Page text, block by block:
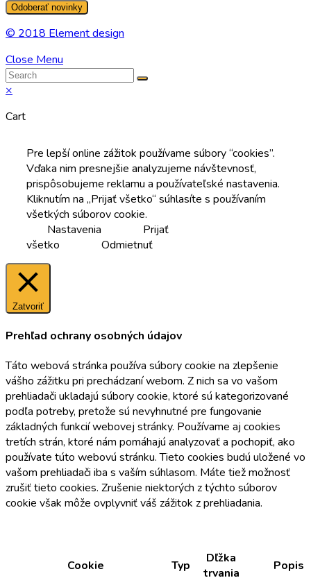
Odoberať novinky
© 2018 Element design
Close Menu
×
Cart
Pre lepší online zážitok používame súbory “cookies”.
Vďaka nim presnejšie analyzujeme návštevnosť,
prispôsobujeme reklamu a používateľské nastavenia.
Kliknutím na „Prijať všetko“ súhlasíte s používaním
všetkých súborov cookie.
Nastavenia
Prijať
všetko
Odmietnuť
Zatvoriť
Prehľad ochrany osobných údajov
Táto webová stránka používa súbory cookie na zlepšenie
vášho zážitku pri prechádzaní webom. Z nich sa vo vašom
prehliadači ukladajú súbory cookie, ktoré sú kategorizované
podľa potreby, pretože sú nevyhnutné pre fungovanie
základných funkcií webovej stránky. Používame aj cookies
tretích strán, ktoré nám pomáhajú analyzovať a pochopiť, ako
používate túto webovú stránku. Tieto cookies budú uložené vo
vašom prehliadači iba s vaším súhlasom. Máte tiež možnosť
zrušiť tieto cookies. Zrušenie niektorých z týchto súborov
cookie však môže ovplyvniť váš zážitok z prehliadania.
Cookie Typ
Dľžka
trvania
Popis